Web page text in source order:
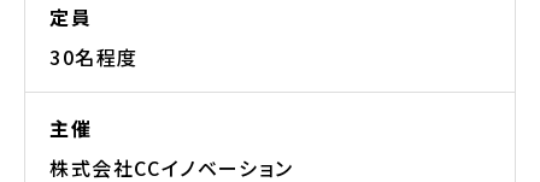
定員
30名程度
主催
株式会社CCイノベーション